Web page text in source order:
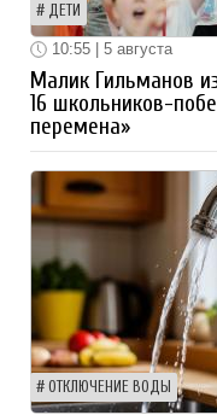
ДЕТИ
10:55 | 5 августа
Малик Гильманов
16 школьников-
перемена»
ОТКЛЮЧЕНИЕ ВОДЫ